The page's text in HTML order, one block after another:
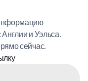
и Уэльса.
сейчас.